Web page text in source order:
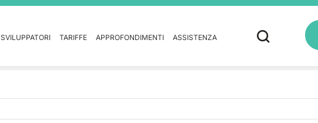
SVILUPPATORI TARIFFE APPROFONDIMENTI ASSISTENZA